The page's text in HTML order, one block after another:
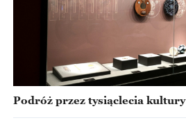
Podróż przez tysiąclecia kultury